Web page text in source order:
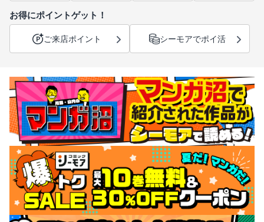
お得にポイントゲット！
ご来店ポイント シーモアでポイ活